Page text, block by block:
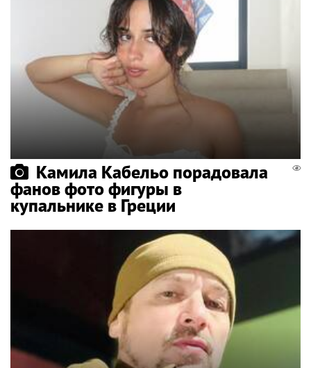
Камила Кабельо порадовала
фанов фото фигуры в
купальнике в Греции